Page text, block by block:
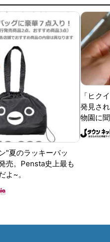
"夏のラッキーバッ
売。Pensta史上最も
よ~。
「ヒク
発見さ
物園に